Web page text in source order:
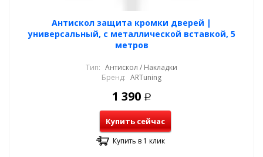
Антискол защита кромки дверей |
универсальный, с металлической вставкой, 5
метров
Тип: Антискол / Накладки
Бренд: ARTuning
1 390 Р
Купить сейчас
Купить в 1 клик